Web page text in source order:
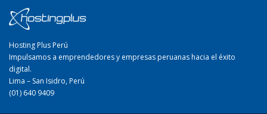
Hosting Plus Perú
Impulsamos a emprendedores y empresas peruanas hacia el éxito
digital.
Lima – San Isidro, Perú
(01) 640 9409